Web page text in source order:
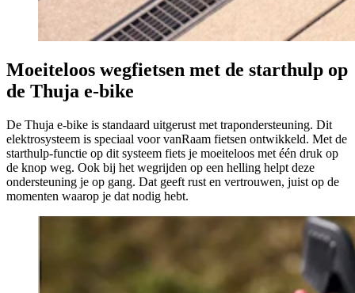
Moeiteloos wegfietsen met de starthulp op
de Thuja e-bike
De Thuja e-bike is standaard uitgerust met trapondersteuning. Dit
elektrosysteem is speciaal voor vanRaam fietsen ontwikkeld. Met de
starthulp-functie op dit systeem fiets je moeiteloos met één druk op
de knop weg. Ook bij het wegrijden op een helling helpt deze
ondersteuning je op gang. Dat geeft rust en vertrouwen, juist op de
momenten waarop je dat nodig hebt.